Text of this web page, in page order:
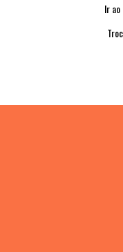
Ir